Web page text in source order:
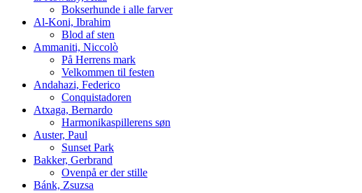
Bokserhunde i alle farver
Al-Koni, Ibrahim
Blod af sten
Ammaniti, Niccolò
På Herrens mark
Velkommen til festen
Andahazi, Federico
Conquistadoren
Atxaga, Bernardo
Harmonikaspillerens søn
Auster, Paul
Sunset Park
Bakker, Gerbrand
Ovenpå er der stille
Bánk, Zsuzsa